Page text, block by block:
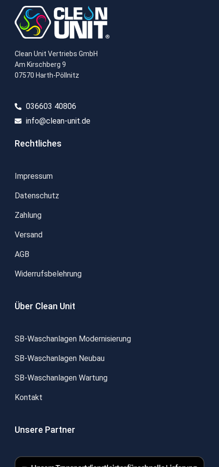
Clean Unit Vertriebs GmbH
Am Kirschberg 9
07570 Harth-Pöllnitz
036603 40806​
info@clean-unit.de
Rechtliches
Impressum
Datenschutz
Zahlung
Versand
AGB
Widerrufsbelehrung
Über Clean Unit
SB-Waschanlagen Modernisierung
SB-Waschanlagen Neubau
SB-Waschanlagen Wartung
Kontakt
Unsere Partner